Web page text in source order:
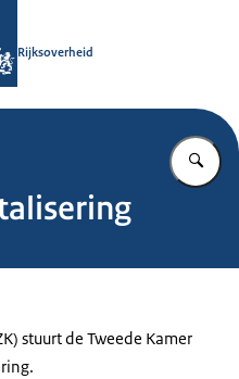
Rijksoverheid
stuurt de Tweede Kamer